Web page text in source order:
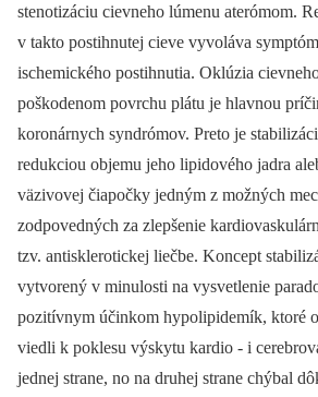
stenotizáciu cievneho lúmenu aterómom.
v takto postihnutej cieve vyvoláva
ischemického postihnutia. Oklúzia
poškodenom povrchu plátu je hlavnou
koronárnych syndrómov. Preto je
redukciou objemu jeho lipi­dového jadra
väzivovej čiapočky jedným z možných
zodpovedných za zlepšenie
tzv. antisklerotickej liečbe. Koncept
vytvorený v minulosti na vysvetlenie
pozitívnym účinkom hypolipidemík, ktoré
viedli k poklesu výskytu kardio -⁠ i
jednej strane, no na druhej strane chýbal